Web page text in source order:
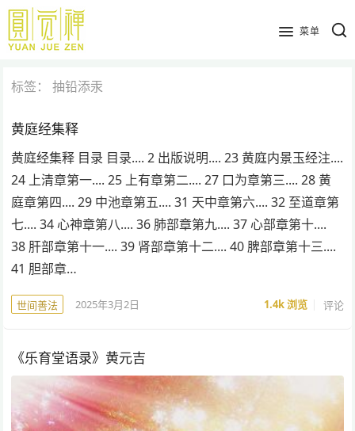
跳
主
内
菜单
标签：抽铅添汞
黄庭经集释
黄庭经集释 目录 目录.... 2 出版说明.... 23 黄庭内景玉经注....
24 上清章第一.... 25 上有章第二.... 27 口为章第三.... 28 黄
庭章第四.... 29 中池章第五.... 31 天中章第六.... 32 至道章第
七.... 34 心神章第八.... 36 肺部章第九.... 37 心部章第十....
38 肝部章第十一.... 39 肾部章第十二.... 40 脾部章第十三....
41 胆部章…
世间善法 2025年3月2日 1.4k浏览 评论
《乐育堂语录》黄元吉